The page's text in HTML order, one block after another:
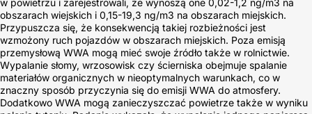
w powietrzu i zarejestrowali, że wynoszą one 0,02-1,2 ng/m3 na
obszarach wiejskich i 0,15-19,3 ng/m3 na obszarach miejskich.
Przypuszcza się, że konsekwencją takiej rozbieżności jest
wzmożony ruch pojazdów w obszarach miejskich. Poza emisją
przemysłową WWA mogą mieć swoje źródło także w rolnictwie.
Wypalanie słomy, wrzosowisk czy ścierniska obejmuje spalanie
materiałów organicznych w nieoptymalnych warunkach, co w
znaczny sposób przyczynia się do emisji WWA do atmosfery.
Dodatkowo WWA mogą zanieczyszczać powietrze także w wyniku